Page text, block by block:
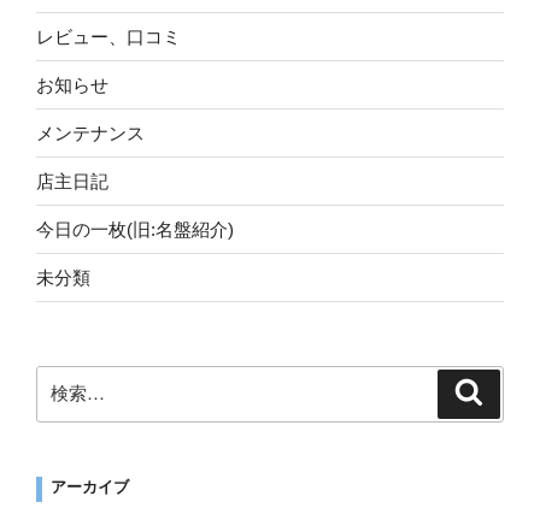
レビュー、口コミ
お知らせ
メンテナンス
店主日記
今日の一枚(旧:名盤紹介)
未分類
索:
アーカイブ